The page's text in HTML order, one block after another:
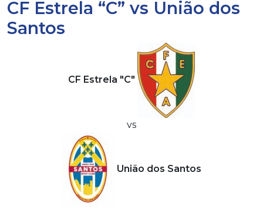
CF Estrela “C” vs União dos
Santos
CF Estrela "C"
vs
União dos Santos